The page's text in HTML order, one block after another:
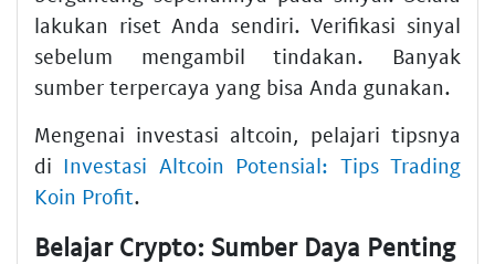
lakukan riset Anda sendiri. Verifikasi sinyal
sebelum mengambil tindakan. Banyak
sumber terpercaya yang bisa Anda gunakan.
Mengenai investasi altcoin, pelajari tipsnya
di Investasi Altcoin Potensial: Tips Trading
Koin Profit.
Belajar Crypto: Sumber Daya Penting